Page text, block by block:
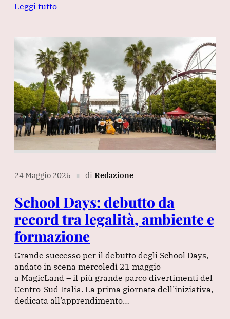
Leggi tutto
24 Maggio 2025 ∎ di Redazione
School Days: debutto da
record tra legalità, ambiente e
formazione
Grande successo per il debutto degli School Days,
andato in scena mercoledì 21 maggio
a MagicLand – il più grande parco divertimenti del
Centro-Sud Italia. La prima giornata dell’iniziativa,
dedicata all’apprendimento…